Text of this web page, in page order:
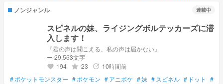
ノンジャンル 連載中
スピネルの妹、ライジングボルテッカーズに潜
入します！
『君の声は聞こえる、私の声は届かない』
ー 29,563文字
favorite 194 grade 23 update 10時間前
#ポケットモンスター #ポケモン #アニポケ #妹 # スピネル # ドット #